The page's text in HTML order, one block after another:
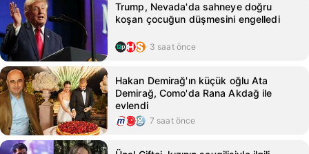
Trump, Nevada'da sahneye doğru
koşan çocuğun düşmesini engelledi
3 saat önce
Hakan Demirağ'ın küçük oğlu Ata
Demirağ, Como'da Rana Akdağ ile
evlendi
7 saat önce